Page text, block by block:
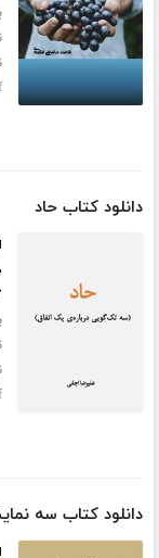
دانلود کتاب حاد
دانلود کتاب سه